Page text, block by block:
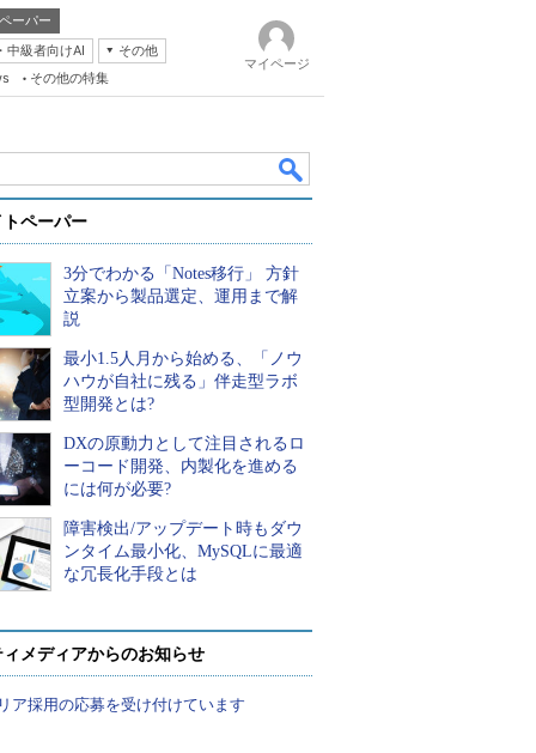
ーパー
中級者向けAI
その他
その他の特集
マイページ
ペーパー
3分でわかる「Notes移行」 方針
立案から製品選定、運用まで解
説
最小1.5人月から始める、「ノウ
ハウが自社に残る」伴走型ラボ
型開発とは?
DXの原動力として注目されるロ
ーコード開発、内製化を進める
には何が必要?
障害検出/アップデート時もダウ
ンタイム最小化、MySQLに最適
な冗長化手段とは
メディアからのお知らせ
ア採用の応募を受け付けています